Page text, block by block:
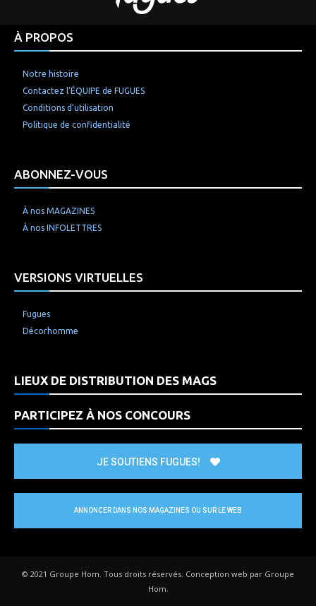
À PROPOS
Notre histoire
Contactez l’ÉQUIPE de FUGUES
Conditions d’utilisation
Politique de confidentialité
ABONNEZ-VOUS
À nos MAGAZINES
À nos INFOLETTRES
VERSIONS VIRTUELLES
Fugues
Décorhomme
LIEUX DE DISTRIBUTION DES MAGS
PARTICIPEZ À NOS CONCOURS
JE SOUTIENS FUGUES!
ANNONCER DANS NOS MAGAZINES OU SUR LE WEB
© 2021 Groupe Hom. Tous droits réservés. Conception web par Groupe
Hom.